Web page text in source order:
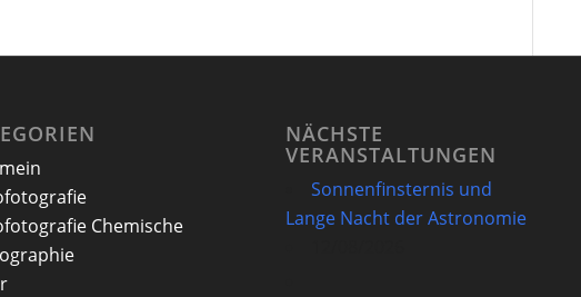
Chemische
NÄCHSTE
VERANSTALTUNGEN
Sonnenfinsternis und
Lange Nacht der Astronomie